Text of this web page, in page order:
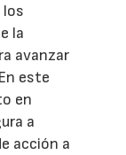
los
la
avanzar
este
en
a
acción a